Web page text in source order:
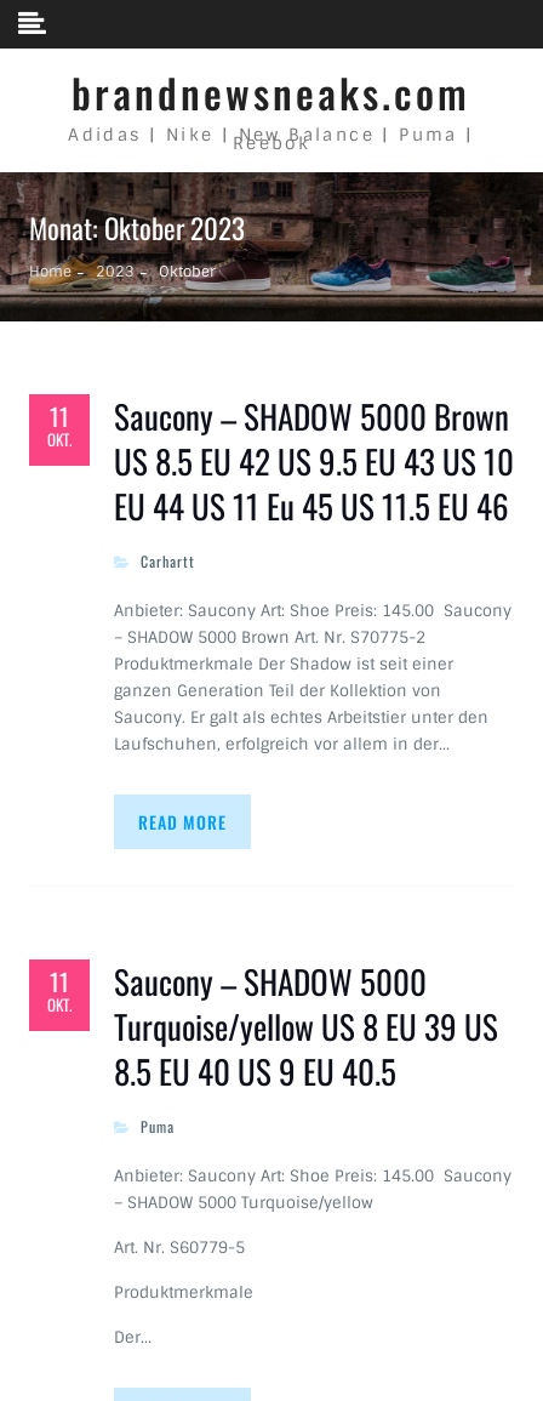
Skip to content
brandnewsneaks.com
Adidas | Nike | New Balance | Puma |
Reebok
Monat: Oktober 2023
Home 2023 Oktober
11
OKT.
Saucony – SHADOW 5000 Brown
US 8.5 EU 42 US 9.5 EU 43 US 10
EU 44 US 11 Eu 45 US 11.5 EU 46
Carhartt
Anbieter: Saucony Art: Shoe Preis: 145.00 Saucony
– SHADOW 5000 Brown Art. Nr. S70775-2
Produktmerkmale Der Shadow ist seit einer
ganzen Generation Teil der Kollektion von
Saucony. Er galt als echtes Arbeitstier unter den
Laufschuhen, erfolgreich vor allem in der…
READ MORE
11
OKT.
Saucony – SHADOW 5000
Turquoise/yellow US 8 EU 39 US
8.5 EU 40 US 9 EU 40.5
Puma
Anbieter: Saucony Art: Shoe Preis: 145.00 Saucony
– SHADOW 5000 Turquoise/yellow
Art. Nr. S60779-5
Produktmerkmale
Der…